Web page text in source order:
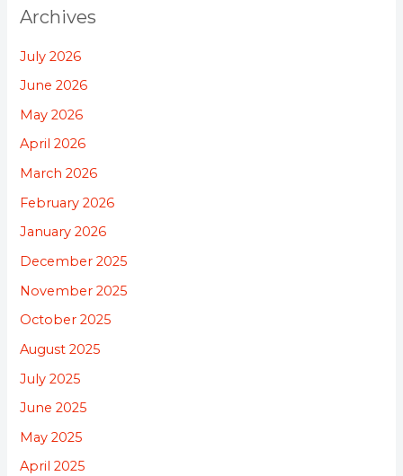
Archives
July 2026
June 2026
May 2026
April 2026
March 2026
February 2026
January 2026
December 2025
November 2025
October 2025
August 2025
July 2025
June 2025
May 2025
April 2025